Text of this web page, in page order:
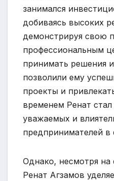
занимался
добиваясь высоких
демонстрируя свою
профессиональным
принимать решения
позволили ему
проекты и
временем Ренат
уважаемых и
предпринимателей в
Однако, несмотря на
Ренат Агзамов